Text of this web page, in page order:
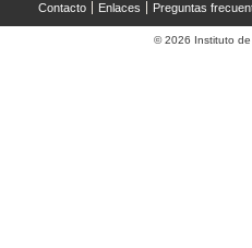
Contacto Enlaces Preguntas
© 2026 Instituto de